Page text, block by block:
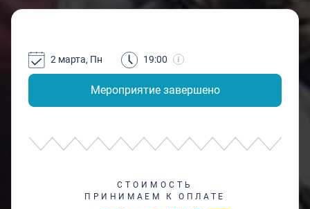
Мероприятие завершено
2 марта, Пн 19:00
СТОИМОСТЬ
ПРИНИМАЕМ К ОПЛАТЕ